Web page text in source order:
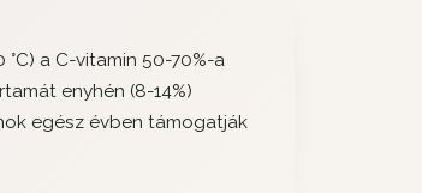
°C) a C-vitamin 50-70%-a
enyhén (8-14%)
egész évben támogatják